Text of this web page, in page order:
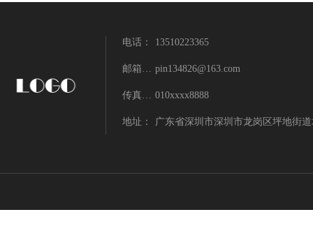
电话： 13510223365
邮箱：pin134826@163.com pin134826@163.com
传真：13510223365 010xxxx8888
地址： 广东省深圳市深圳市龙岗区坪地街